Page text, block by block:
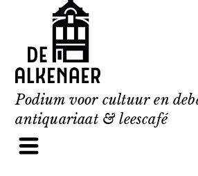
content
Podium voor cultuur en
antiquariaat & leescafé